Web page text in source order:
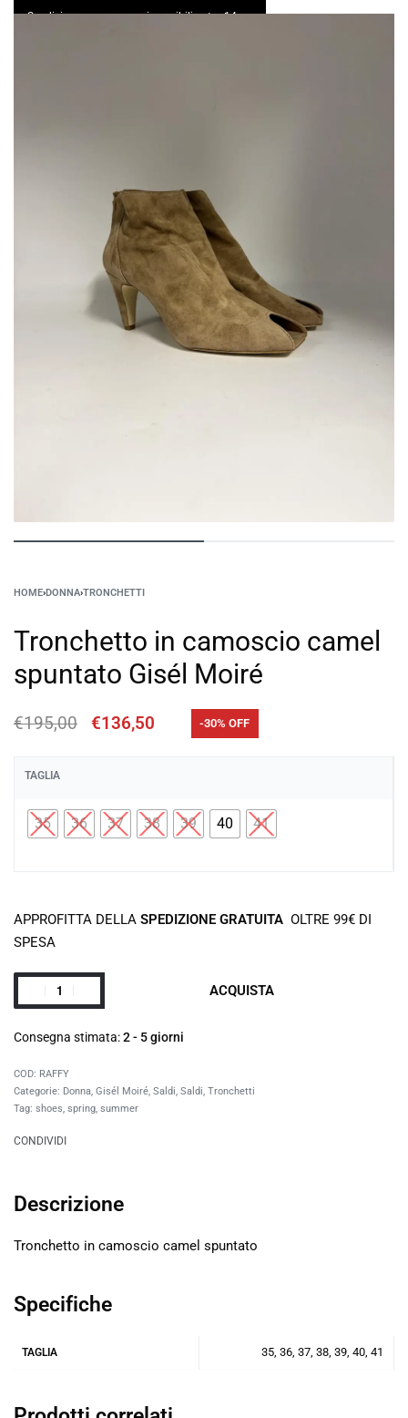
Spedizione express e resi possibili entro 14 gg
HOME›DONNA›TRONCHETTI
Tronchetto in camoscio camel
spuntato Gisél Moiré
€195,00 €136,50 -30% OFF
TAGLIA
35 36 37 38 39 40 41
APPROFITTA DELLA SPEDIZIONE GRATUITA OLTRE 99€ DI
SPESA
ACQUISTA
Consegna stimata:2 - 5 giorni
RAFFY
Categorie: Donna, Gisél Moiré, Saldi, Saldi, Tronchetti
Tag: shoes, spring, summer
CONDIVIDI
Descrizione
Tronchetto in camoscio camel spuntato
Specifiche
TAGLIA 35, 36, 37, 38, 39, 40, 41